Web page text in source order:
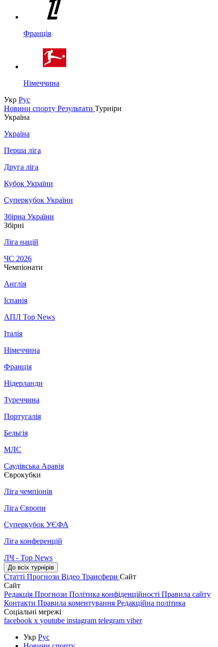
Франція
Німеччина
Укр Рус
Новини спорту Результати Турніри
Україна
Україна
Перша ліга
Друга ліга
Кубок України
Суперкубок України
Збірна України
Збірні
Ліга націй
ЧС 2026
Чемпіонати
Англія
Іспанія
АПЛ Top News
Італія
Німеччина
Франція
Нідерланди
Туреччина
Португалія
Бельгія
МЛС
Саудівська Аравія
Єврокубки
Ліга чемпіонів
Ліга Європи
Суперкубок УЄФА
Ліга конференцій
ЛЧ - Top News
До всіх турнірів
Статті Прогнози Відео Трансфери Сайт
Сайт
Редакція Прогнози Політика конфіденційності Правила сайту
Контакти Правила коментування Редакційна політика
Соціальні мережі
facebook x youtube instagram telegram viber
Укр Рус